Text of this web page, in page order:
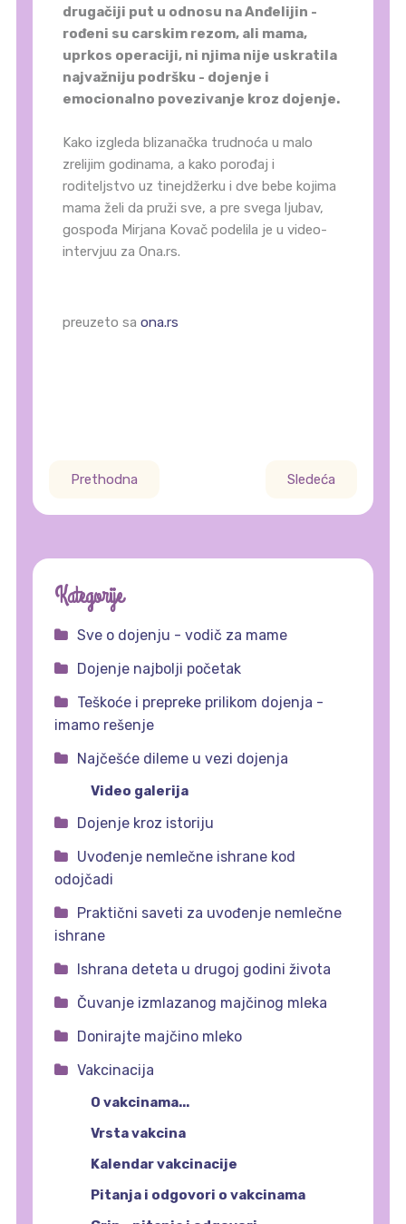
drugačiji put u odnosu na Anđelijin -
rođeni su carskim rezom, ali mama,
uprkos operaciji, ni njima nije uskratila
najvažniju podršku - dojenje i
emocionalno povezivanje kroz dojenje.
Kako izgleda blizanačka trudnoća u malo
zrelijim godinama, a kako porođaj i
roditeljstvo uz tinejdžerku i dve bebe kojima
mama želi da pruži sve, a pre svega ljubav,
gospođa Mirjana Kovač podelila je u video-
intervjuu za Ona.rs.
preuzeto sa ona.rs
Prethodna Sledeća
Kategorije
Sve o dojenju - vodič za mame
Dojenje najbolji početak
Teškoće i prepreke prilikom dojenja -
imamo rešenje
Najčešće dileme u vezi dojenja
Video galerija
Dojenje kroz istoriju
Uvođenje nemlečne ishrane kod
odojčadi
Praktični saveti za uvođenje nemlečne
ishrane
Ishrana deteta u drugoj godini života
Čuvanje izmlazanog majčinog mleka
Donirajte majčino mleko
Vakcinacija
O vakcinama...
Vrsta vakcina
Kalendar vakcinacije
Pitanja i odgovori o vakcinama